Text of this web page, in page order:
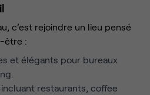
c’est rejoindre un lieu pensé
être :
et élégants pour bureaux
restaurants, coffee